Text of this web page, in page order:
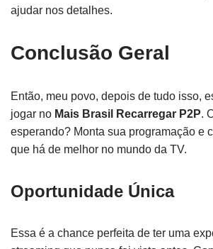
ajudar nos detalhes.
Conclusão Geral
Então, meu povo, depois de tudo isso,
jogar no Mais Brasil Recarregar P2P.
esperando? Monta sua programação e
que há de melhor no mundo da TV.
Oportunidade Única
Essa é a chance perfeita de ter uma